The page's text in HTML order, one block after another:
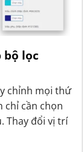
bộ lọc
chỉnh mọi thứ
chỉ cần chọn
Thay đổi vị trí